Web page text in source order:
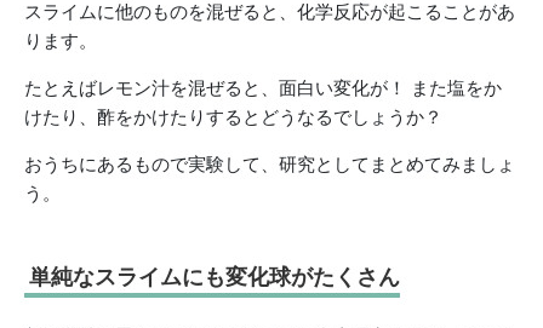
スライムに他のものを混ぜると、化学反応が起こることがあ
ります。
たとえばレモン汁を混ぜると、面白い変化が！ また塩をか
けたり、酢をかけたりするとどうなるでしょうか？
おうちにあるもので実験して、研究としてまとめてみましょ
う。
単純なスライムにも変化球がたくさん